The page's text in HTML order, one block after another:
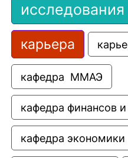
исследования
карьера
кафедра  ММАЭ
кафедра финансов и
кафедра экономики